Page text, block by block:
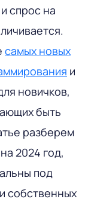
и спрос на
самых новых
и
новичков,
быть
разберем
на 2024 год,
под
собственных